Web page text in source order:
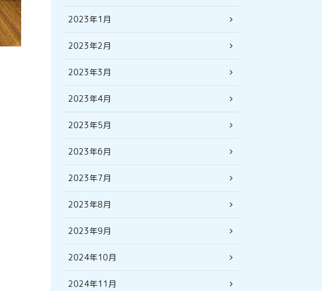
2023年1月
2023年2月
2023年3月
2023年4月
2023年5月
2023年6月
2023年7月
2023年8月
2023年9月
2024年10月
2024年11月